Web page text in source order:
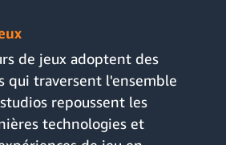
de jeux adoptent des
qui traversent l'ensemble
repoussent les
technologies et